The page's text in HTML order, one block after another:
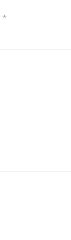
*